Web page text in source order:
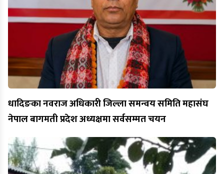
धादिङका नवराज अधिकारी जिल्ला समन्वय समिति महासंघ
नेपाल बागमती प्रदेश अध्यक्षमा सर्वसम्मत चयन